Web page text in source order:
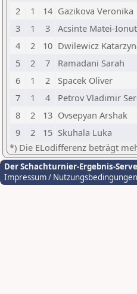
2
1 14 Gazikova Veronika
3
1 3 Acsinte Matei-Ionut
4
2 10 Dwilewicz
5
2 7 Ramadani Sarah
6
1 2 Spacek Oliver
7
1 4 Petrov Vladimir
8
2 13 Ovsepyan Arshak
9
2 15 Skuhala Luka
*) Die ELodifferenz beträgt
Der Schachturnier-Ergebnis-
Impressum / Nutzungsbedingungen